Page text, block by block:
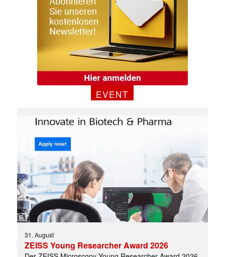
Mit dem |transkript-Newsletter
jede Woche aktuell informiert.
E-
Mail
(erforderlich)
EVENT
31. August
ZEISS Young Researcher Award 2026